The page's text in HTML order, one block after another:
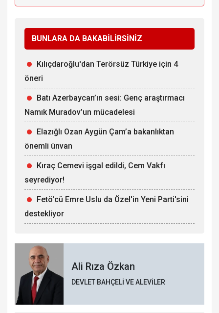
BUNLARA DA BAKABİLİRSİNİZ
Kılıçdaroğlu'dan Terörsüz Türkiye için 4
öneri
Batı Azerbaycan’ın sesi: Genç araştırmacı
Namık Muradov’un mücadelesi
Elazığlı Ozan Aygün Çam’a bakanlıktan
önemli ünvan
Kıraç Cemevi işgal edildi, Cem Vakfı
seyrediyor!
Fetö'cü Emre Uslu da Özel'in Yeni Parti'sini
destekliyor
Ali Rıza Özkan
DEVLET BAHÇELİ VE ALEVİLER